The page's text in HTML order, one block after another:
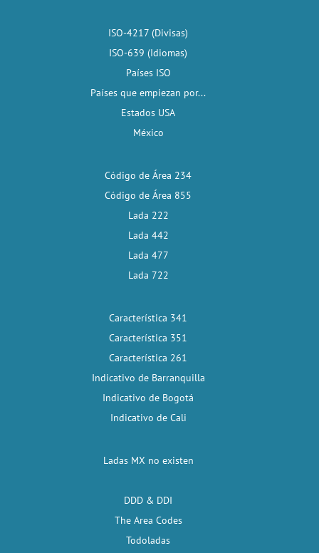
ISO-4217 (Divisas)
ISO-639 (Idiomas)
Países ISO
Países que empiezan por...
Estados USA
México
Código de Área 234
Código de Área 855
Lada 222
Lada 442
Lada 477
Lada 722
Característica 341
Característica 351
Característica 261
Indicativo de Barranquilla
Indicativo de Bogotá
Indicativo de Cali
Ladas MX no existen
DDD & DDI
The Area Codes
Todoladas